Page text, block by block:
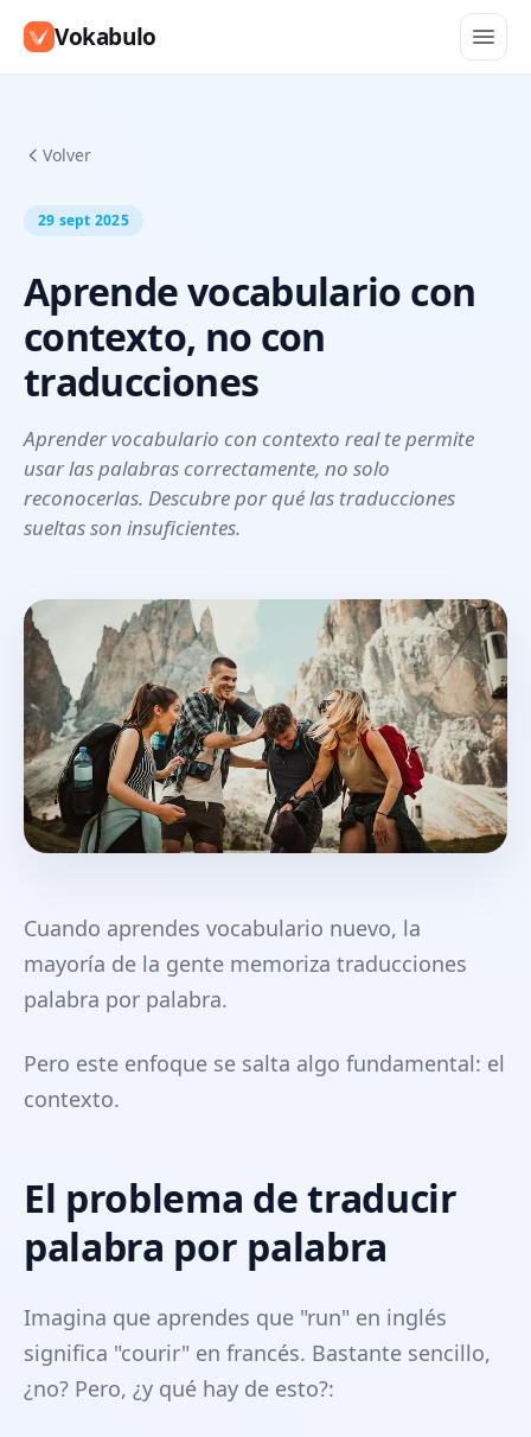
Vokabulo
Volver
29 sept 2025
Aprende vocabulario con
contexto, no con
traducciones
Aprender vocabulario con contexto real te permite
usar las palabras correctamente, no solo
reconocerlas. Descubre por qué las traducciones
sueltas son insuficientes.
Cuando aprendes vocabulario nuevo, la
mayoría de la gente memoriza traducciones
palabra por palabra.
Pero este enfoque se salta algo fundamental: el
contexto.
El problema de traducir
palabra por palabra
Imagina que aprendes que "run" en inglés
significa "courir" en francés. Bastante sencillo,
¿no? Pero, ¿y qué hay de esto?: